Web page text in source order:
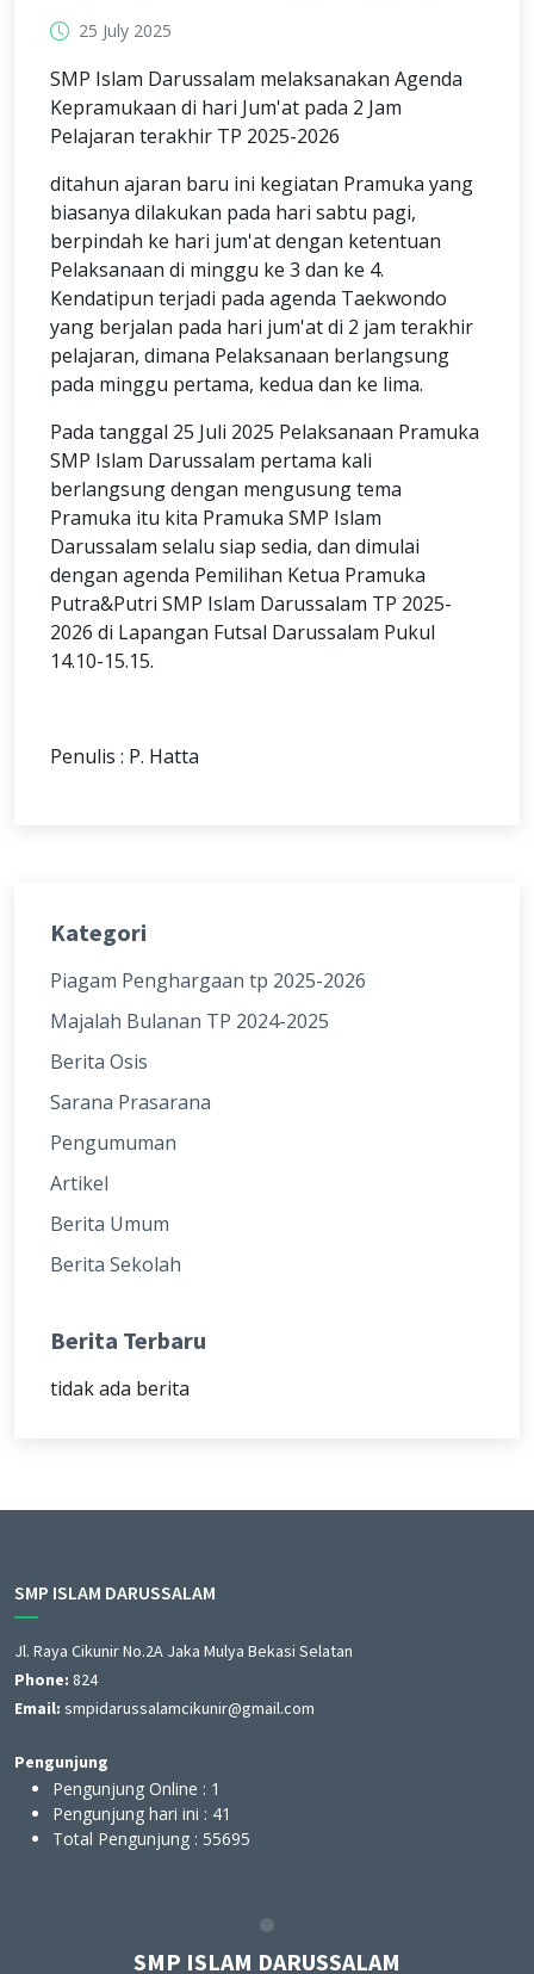
25 July 2025
SMP Islam Darussalam melaksanakan Agenda
Kepramukaan di hari Jum'at pada 2 Jam
Pelajaran terakhir TP 2025-2026
ditahun ajaran baru ini kegiatan Pramuka yang
biasanya dilakukan pada hari sabtu pagi,
berpindah ke hari jum'at dengan ketentuan
Pelaksanaan di minggu ke 3 dan ke 4.
Kendatipun terjadi pada agenda Taekwondo
yang berjalan pada hari jum'at di 2 jam terakhir
pelajaran, dimana Pelaksanaan berlangsung
pada minggu pertama, kedua dan ke lima.
Pada tanggal 25 Juli 2025 Pelaksanaan Pramuka
SMP Islam Darussalam pertama kali
berlangsung dengan mengusung tema
Pramuka itu kita Pramuka SMP Islam
Darussalam selalu siap sedia, dan dimulai
dengan agenda Pemilihan Ketua Pramuka
Putra&Putri SMP Islam Darussalam TP 2025-
2026 di Lapangan Futsal Darussalam Pukul
14.10-15.15.
Penulis : P. Hatta
Kategori
Piagam Penghargaan tp 2025-2026
Majalah Bulanan TP 2024-2025
Berita Osis
Sarana Prasarana
Pengumuman
Artikel
Berita Umum
Berita Sekolah
Berita Terbaru
tidak ada berita
SMP ISLAM DARUSSALAM
Jl. Raya Cikunir No.2A Jaka Mulya Bekasi Selatan
Phone: 824
Email: smpidarussalamcikunir@gmail.com
Pengunjung
Pengunjung Online : 1
Pengunjung hari ini : 41
Total Pengunjung : 55695
ISLAM DARUSSALAM